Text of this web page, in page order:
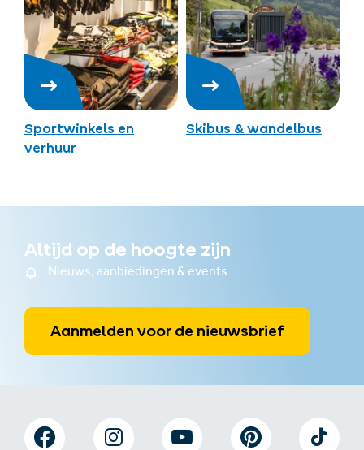
Sportwinkels en
verhuur
Skibus & wandelbus
Altijd op de hoogte zijn
Nieuws, aanbiedingen & events
Aanmelden voor de nieuwsbrief